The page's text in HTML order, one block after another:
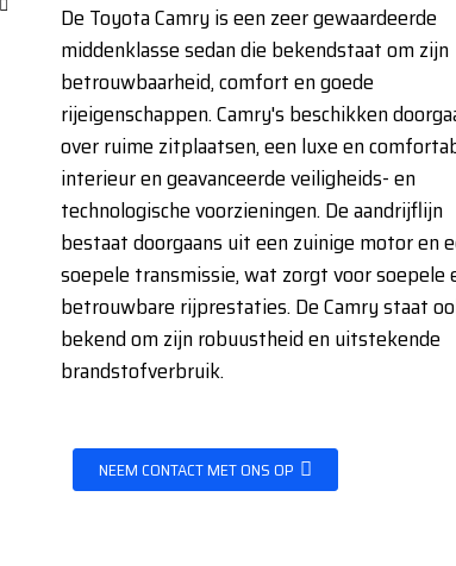
De Toyota Camry is een zeer gewaardeerde
middenklasse sedan die bekendstaat om zijn
betrouwbaarheid, comfort en goede
rijeigenschappen. Camry's beschikken
over ruime zitplaatsen, een luxe en
interieur en geavanceerde veiligheids- en
technologische voorzieningen. De aandrijflijn
bestaat doorgaans uit een zuinige motor en
soepele transmissie, wat zorgt voor soepele
betrouwbare rijprestaties. De Camry staat
bekend om zijn robuustheid en uitstekende
brandstofverbruik.
NEEM CONTACT MET ONS OP